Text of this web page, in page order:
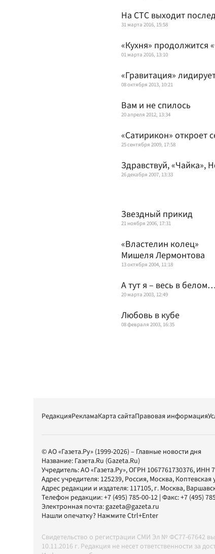
На СТС выходит
31 марта 2016, 15:58
«Кухня» продолжится
01 марта 2016, 13:10
«Гравитация»
08 октября 2013, 10:21
Вам и не спилось
20 апреля 2012, 13:34
«Сатирикон» откроет
25 сентября 2009, 17:58
Здравствуй, «Чайка»,
26 декабря 2007, 13:33
Звездный прикид
21 ноября 2006, 17:31
«Властелин колец»
Мишеля Лермонтова
13 октября 2004, 11:18
А тут я – весь в белом…
20 марта 2003, 12:49
Любовь в кубе
08 февраля 2003, 16:35
РедакцияРекламаКарта сайтаПравовая информация
© АО «Газета.Ру» (1999-2026) – Главные новости дня
Название: Газета.Ru (Gazeta.Ru)
Учредитель:АО «Газета.Ру», ОГРН 1067761730376, ИНН
Адрес учредителя: 125239, Россия, Москва,
Адрес редакции и издателя: 117105, г. Москва,
Телефон редакции:+7 (495) 785-00-12 | Факс:+7 (495)
Электронная почта:gazeta@gazeta.ru
Нашли опечатку? Нажмите Ctrl+Enter
Свидетельство о регистрации СМИ Эл № ФС77-67642
10.11.2016 г. Редакция не несет ответственности